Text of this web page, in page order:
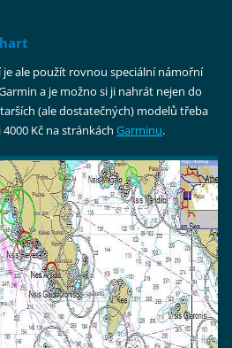
ale použít rovnou speciální námořní
a je možno si ji nahrát nejen do
(ale dostatečných) modelů třeba
4000 Kč na stránkáchGarminu.